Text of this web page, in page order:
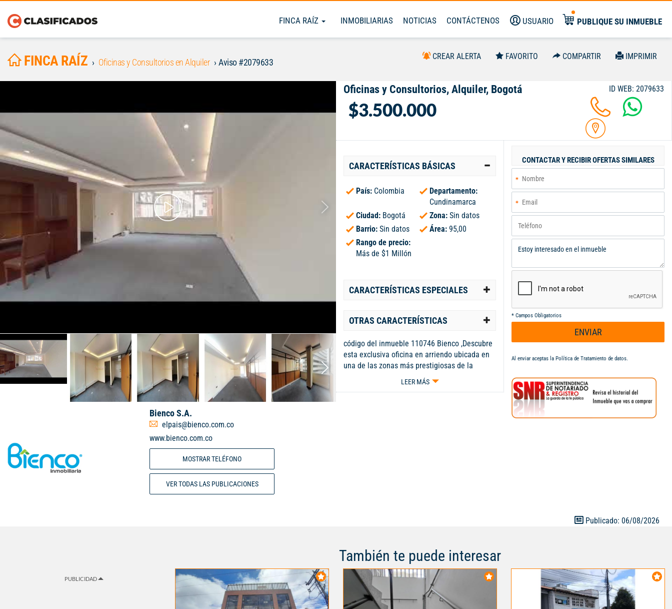
FINCA RAÍZ INMOBILIARIAS NOTICIAS CONTÁCTENOS USUARIO PUBLIQUE SU INMUEBLE
FINCA RAÍZ Oficinas y Consultorios en Alquiler Aviso #2079633
CREAR ALERTA FAVORITO COMPARTIR IMPRIMIR
Bienco S.A.
elpais@bienco.com.co
www.bienco.com.co
MOSTRAR TELÉFONO
VER TODAS LAS PUBLICACIONES
Oficinas y Consultorios, Alquiler, Bogotá
$3.500.000
ID WEB: 2079633
CARACTERÍSTICAS BÁSICAS
País: Colombia
Departamento:
Cundinamarca
Ciudad: Bogotá Zona: Sin datos
Barrio: Sin datos Área: 95,00
Rango de precio:
Más de $1 Millón
CARACTERÍSTICAS ESPECIALES
OTRAS CARACTERÍSTICAS
código del inmueble 110746 Bienco ,Descubre
esta exclusiva oficina en arriendo ubicada en
una de las zonas más prestigiosas de la
ciudad. Con 6 espacios amplios y luminosos,
ideal para potenciar la productividad de tu
LEER MÁS
CONTACTAR Y RECIBIR OFERTAS SIMILARES
* Campos Obligatorios
ENVIAR
Al enviar aceptas la Política de Tratamiento de datos.
Publicado: 06/08/2026
PUBLICIDAD
También te puede interesar